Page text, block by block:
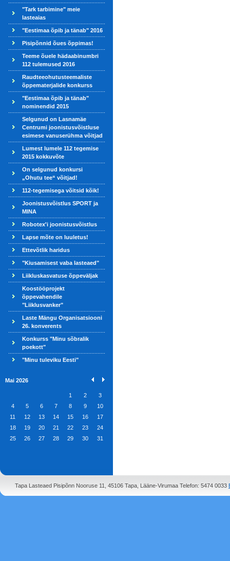
"Tark tarbimine" meie
lasteaias
"Eestimaa õpib ja tänab" 2016
Pisipõnnid õues õppimas!
Teeme õuele hädaabinumbri
112 tulemused 2016
Raudteeohutusteemaliste
õppematerjalide konkurss
"Eestimaa õpib ja tänab"
nominendid 2015
Selgunud on Lasnamäe
Centrumi joonistusvõistluse
esimese vanuserühma võitjad
Lumest lumele 112 tegemise
2015 kokkuvõte
On selgunud konkursi
„Ohutu tee“ võitjad!
112-tegemisega võitsid kõik!
Joonistusvõistlus SPORT ja
MINA
Robotex'i joonistusvõistlus
Lapse mõte on luuletus!
Ettevõtlik haridus
"Kiusamisest vaba lasteaed"
Liikluskasvatuse õppeväljak
Koostööprojekt
õppevahendile
"Liiklusvanker"
Laste Mängu Organisatsiooni
26. konverents
Konkurss "Minu sõbralik
poekott"
"Minu tuleviku Eesti"
Mai 2026
1 2
3
4
5 6 7 8 9
10
11
12 13 14 15 16
17
18
19 20 21 22 23
24
25
26 27 28 29 30 31
Tapa Lasteaed Pisipõnn Nooruse 11, 45106 Tapa, Lääne-Virumaa Telefon: 5474 0033